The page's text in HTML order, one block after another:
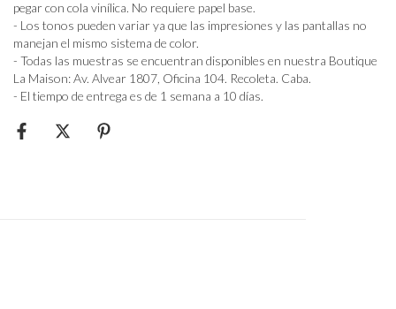
pegar con cola vinílica. No requiere papel base.
- Los tonos pueden variar ya que las impresiones y las pantallas no
manejan el mismo sistema de color.
- Todas las muestras se encuentran disponibles en nuestra Boutique
La Maison: Av. Alvear 1807, Oficina 104. Recoleta. Caba.
- El tiempo de entrega es de 1 semana a 10 días.